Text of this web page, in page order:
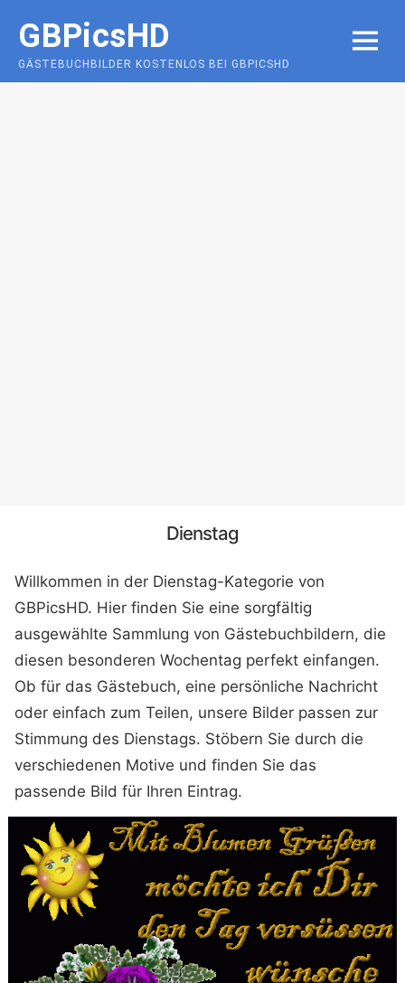
content
GBPicsHD
GÄSTEBUCHBILDER KOSTENLOS BEI GBPICSHD
MENU
Dienstag
Willkommen in der Dienstag-Kategorie von
GBPicsHD. Hier finden Sie eine sorgfältig
ausgewählte Sammlung von Gästebuchbildern, die
diesen besonderen Wochentag perfekt einfangen.
Ob für das Gästebuch, eine persönliche Nachricht
oder einfach zum Teilen, unsere Bilder passen zur
Stimmung des Dienstags. Stöbern Sie durch die
verschiedenen Motive und finden Sie das
passende Bild für Ihren Eintrag.